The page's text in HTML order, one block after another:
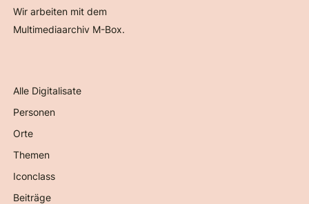
Wir arbeiten mit dem
Multimediaarchiv M-Box.
Alle Digitalisate
Personen
Orte
Themen
Iconclass
Beiträge